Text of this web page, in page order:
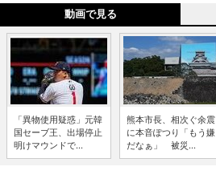
動画で見る
「異物使用疑惑」元韓
国セーブ王、出場停止
明けマウンドで...
熊本市長、相次ぐ余震
に本音ぽつり「もう嫌
だなぁ」 被災...